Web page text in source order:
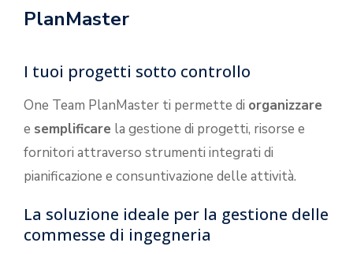
PlanMaster
I tuoi progetti sotto controllo
One Team PlanMaster ti permette di organizzare
e semplificare la gestione di progetti, risorse e
fornitori attraverso strumenti integrati di
pianificazione e consuntivazione delle attività.
La soluzione ideale per la gestione delle
commesse di ingegneria